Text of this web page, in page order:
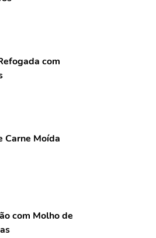
com
Carne Moída
com Molho de